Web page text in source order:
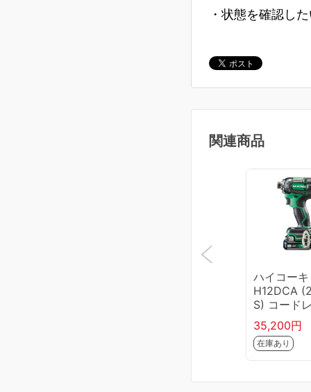
・状態を確認し
関連商品
ハイコー
H12DCA
S) コード
インパク
ライバ (バ
リ×2個、
器、ケース
35,200円
在庫あり